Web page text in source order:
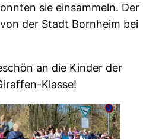
sie einsammeln. Der
der Stadt Bornheim bei
an die Kinder der
Klasse!